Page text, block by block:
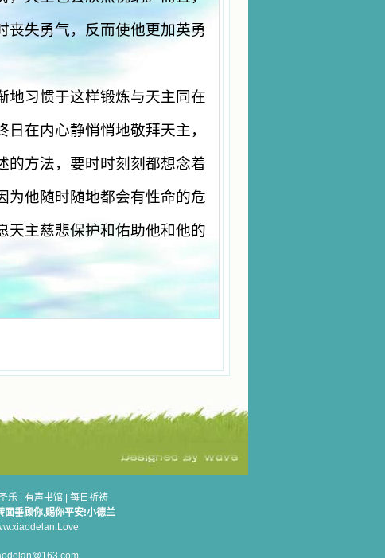
丧失勇气，反而使他更加英勇
习惯于这样锻炼与天主同在
在内心静悄悄地敬拜天主，
的方法，要时时刻刻都想念着
为他随时随地都会有性命的危
天主慈悲保护和佑助他和他的
乐 有声书馆
每日祈祷
面垂顾你,赐你平安!小德兰